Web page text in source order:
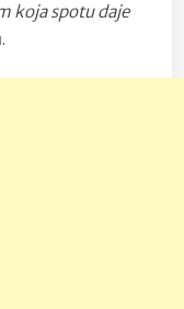
koja spotu daje
.